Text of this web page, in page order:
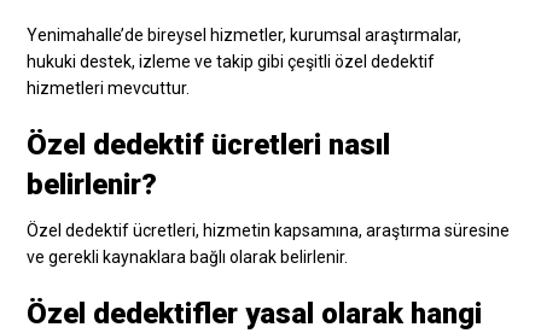
Yenimahalle’de bireysel hizmetler, kurumsal araştırmalar,
hukuki destek, izleme ve takip gibi çeşitli özel dedektif
hizmetleri mevcuttur.
Özel dedektif ücretleri nasıl
belirlenir?
Özel dedektif ücretleri, hizmetin kapsamına, araştırma süresine
ve gerekli kaynaklara bağlı olarak belirlenir.
Özel dedektifler yasal olarak hangi